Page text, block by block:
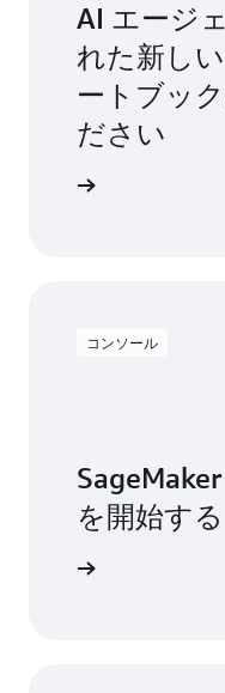
AI エージ
れた新し
ートブッ
ださい
コンソール
を開始する